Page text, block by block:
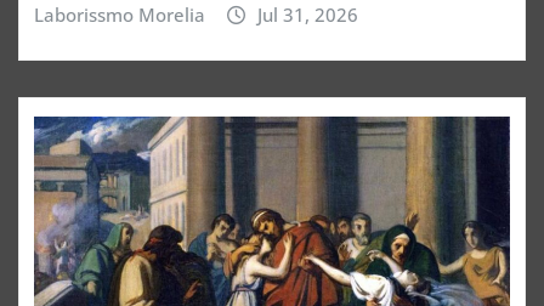
Laborissmo Morelia Jul 31, 2026